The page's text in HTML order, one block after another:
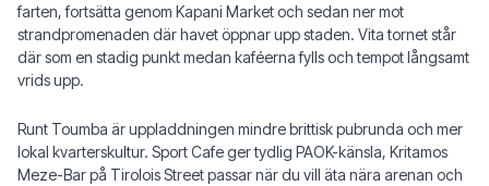
farten, fortsätta genom Kapani Market och sedan ner mot
strandpromenaden där havet öppnar upp staden. Vita tornet står
där som en stadig punkt medan kaféerna fylls och tempot långsamt
vrids upp.
Runt Toumba är uppladdningen mindre brittisk pubrunda och mer
lokal kvarterskultur. Sport Cafe ger tydlig PAOK-känsla, Kritamos
Meze-Bar på Tirolois Street passar när du vill äta nära arenan och